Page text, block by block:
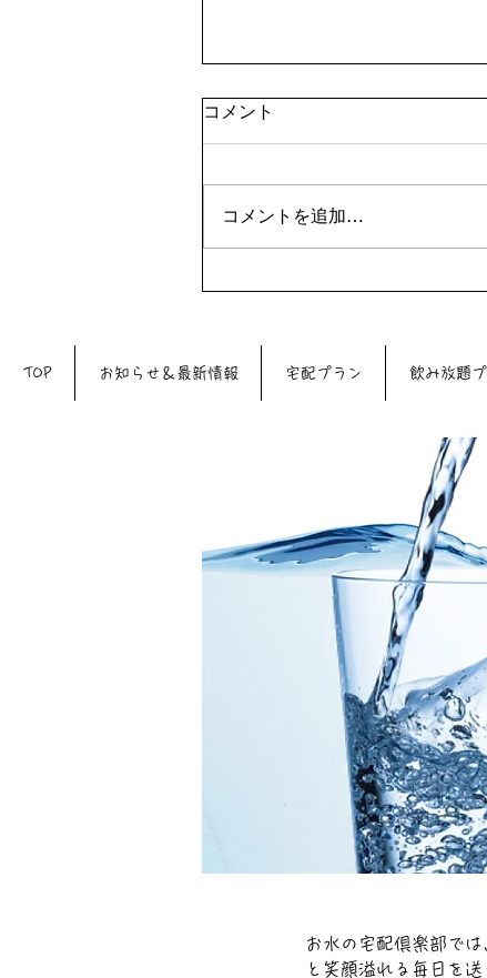
コメント
コメントを追加…
TOP お知らせ＆最新情報 宅配プラン 飲み放題
お水の宅配倶楽部で
と笑顔溢れる毎日を